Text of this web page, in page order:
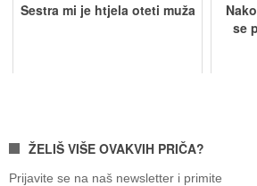
Sestra mi je htjela oteti muža
se
ŽELIŠ VIŠE OVAKVIH PRIČA?
Prijavite se na naš newsletter i primite